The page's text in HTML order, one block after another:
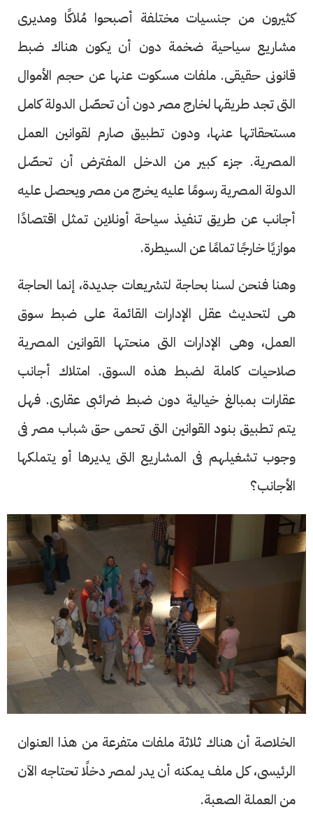
كثيرون من جنسيات مختلفة أصبحوا مُلاكًا ومديرى
مشاريع سياحية ضخمة دون أن يكون هناك ضبط
قانونى حقيقى. ملفات مسكوت عنها عن حجم الأموال
التى تجد طريقها لخارج مصر دون أن تحصّل الدولة كامل
مستحقاتها عنها، ودون تطبيق صارم لقوانين العمل
المصرية. جزء كبير من الدخل المفترض أن تحصّل
الدولة المصرية رسومًا عليه يخرج من مصر ويحصل عليه
أجانب عن طريق تنفيذ سياحة أونلاين تمثل اقتصادًا
موازيًا خارجًا تمامًا عن السيطرة.
وهنا فنحن لسنا بحاجة لتشريعات جديدة، إنما الحاجة
هى لتحديث عقل الإدارات القائمة على ضبط سوق
العمل، وهى الإدارات التى منحتها القوانين المصرية
صلاحيات كاملة لضبط هذه السوق. امتلاك أجانب
عقارات بمبالغ خيالية دون ضبط ضرائبى عقارى. فهل
يتم تطبيق بنود القوانين التى تحمى حق شباب مصر فى
وجوب تشغيلهم فى المشاريع التى يديرها أو يتملكها
الأجانب؟
الخلاصة أن هناك ثلاثة ملفات متفرعة من هذا العنوان
الرئيسى، كل ملف يمكنه أن يدر لمصر دخلًا تحتاجه الآن
من العملة الصعبة.